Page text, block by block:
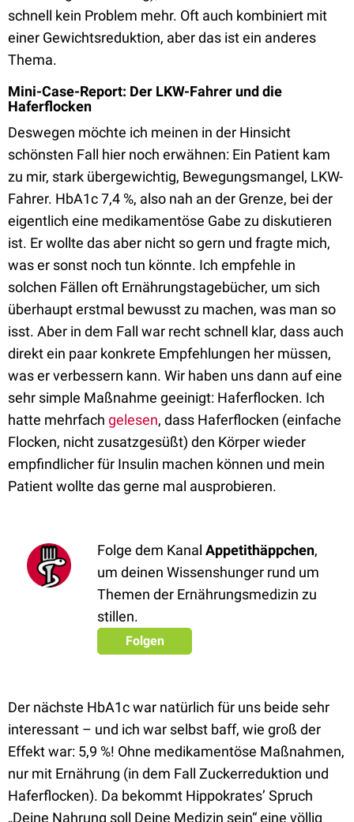
schnell kein Problem mehr. Oft auch kombiniert mit
einer Gewichtsreduktion, aber das ist ein anderes
Thema.
Mini-Case-Report: Der LKW-Fahrer und die
Haferflocken
Deswegen möchte ich meinen in der Hinsicht
schönsten Fall hier noch erwähnen: Ein Patient kam
zu mir, stark übergewichtig, Bewegungsmangel, LKW-
Fahrer. HbA1c 7,4 %, also nah an der Grenze, bei der
eigentlich eine medikamentöse Gabe zu diskutieren
ist. Er wollte das aber nicht so gern und fragte mich,
was er sonst noch tun könnte. Ich empfehle in
solchen Fällen oft Ernährungstagebücher, um sich
überhaupt erstmal bewusst zu machen, was man so
isst. Aber in dem Fall war recht schnell klar, dass auch
direkt ein paar konkrete Empfehlungen her müssen,
was er verbessern kann. Wir haben uns dann auf eine
sehr simple Maßnahme geeinigt: Haferflocken. Ich
hatte mehrfach gelesen, dass Haferflocken (einfache
Flocken, nicht zusatzgesüßt) den Körper wieder
empfindlicher für Insulin machen können und mein
Patient wollte das gerne mal ausprobieren.
Folge dem Kanal Appetithäppchen,
um deinen Wissenshunger rund um
Themen der Ernährungsmedizin zu
stillen.
Folgen
Der nächste HbA1c war natürlich für uns beide sehr
interessant – und ich war selbst baff, wie groß der
Effekt war: 5,9 %! Ohne medikamentöse Maßnahmen,
nur mit Ernährung (in dem Fall Zuckerreduktion und
Haferflocken). Da bekommt Hippokrates’ Spruch
„Deine Nahrung soll Deine Medizin sein“ eine völlig